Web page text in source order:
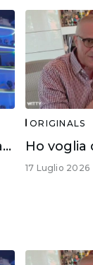
In linea diretta con… Fabio Rovazzi
ORIGINALS
17 Luglio 2026